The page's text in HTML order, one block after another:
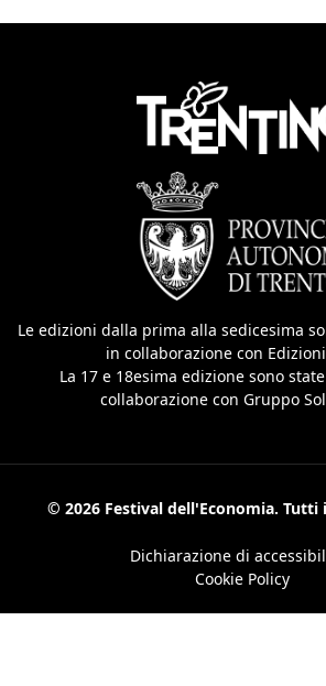
Le edizioni dalla prima alla sedicesima
in collaborazione con
La 17 e 18esima edizione sono
collaborazione con Gruppo
© 2026 Festival dell'Economia.
Dichiarazione di
Cookie Policy